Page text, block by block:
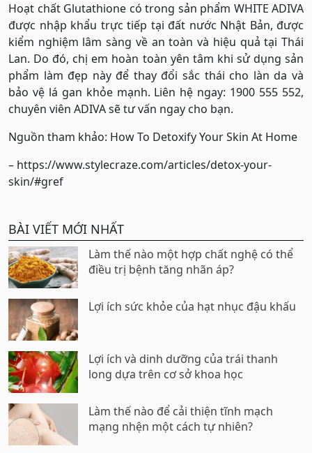
Hoạt chất Glutathione có trong sản phẩm WHITE ADIVA
được nhập khẩu trực tiếp tại đất nước Nhật Bản, được
kiểm nghiệm lâm sàng về an toàn và hiệu quả tại Thái
Lan. Do đó, chị em hoàn toàn yên tâm khi sử dụng sản
phẩm làm đẹp này để thay đổi sắc thái cho làn da và
bảo vệ lá gan khỏe mạnh. Liên hệ ngay: 1900 555 552,
chuyên viên ADIVA sẽ tư vấn ngay cho bạn.
Nguồn tham khảo: How To Detoxify Your Skin At Home
– https://www.stylecraze.com/articles/detox-your-
skin/#gref
BÀI VIẾT MỚI NHẤT
Làm thế nào một hợp chất nghệ có thể
điều trị bệnh tăng nhãn áp?
Lợi ích sức khỏe của hạt nhục đậu khấu
Lợi ích và dinh dưỡng của trái thanh
long dựa trên cơ sở khoa học
Làm thế nào để cải thiện tĩnh mạch
mạng nhện một cách tự nhiên?